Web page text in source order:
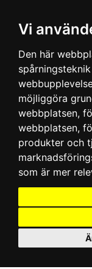
Vi
Den här
möjliggöra
webbplatsen,
webbplatsen,
produkter och
som är mer